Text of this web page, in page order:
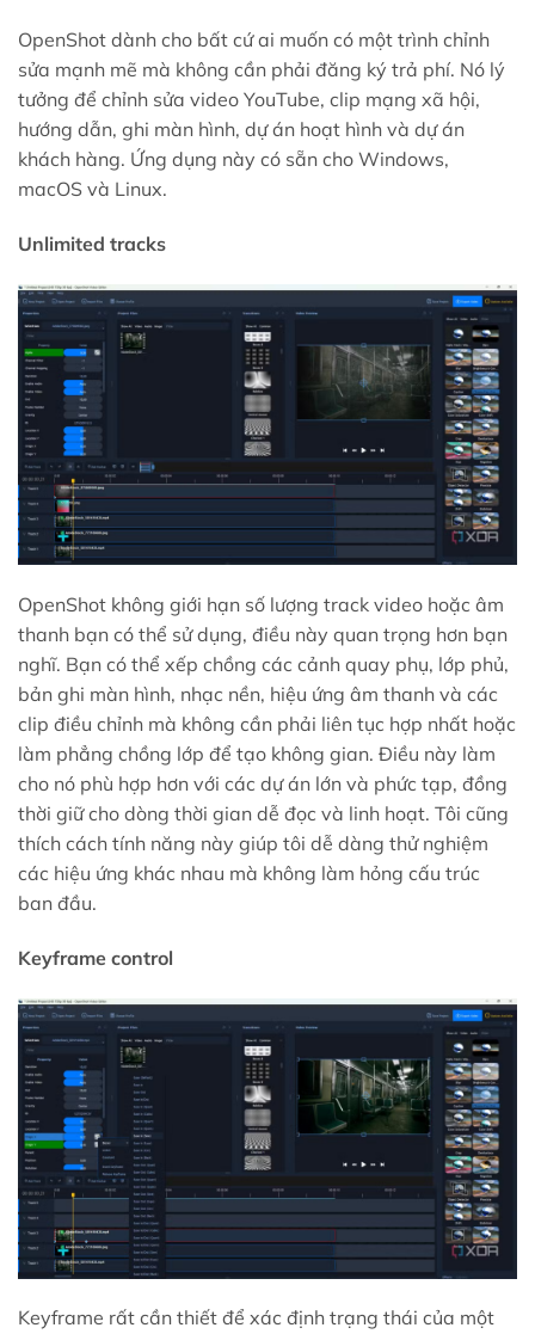
OpenShot dành cho bất cứ ai muốn có một trình chỉnh
sửa mạnh mẽ mà không cần phải đăng ký trả phí. Nó lý
tưởng để chỉnh sửa video YouTube, clip mạng xã hội,
hướng dẫn, ghi màn hình, dự án hoạt hình và dự án
khách hàng. Ứng dụng này có sẵn cho Windows,
macOS và Linux.
Unlimited tracks
OpenShot không giới hạn số lượng track video hoặc âm
thanh bạn có thể sử dụng, điều này quan trọng hơn bạn
nghĩ. Bạn có thể xếp chồng các cảnh quay phụ, lớp phủ,
bản ghi màn hình, nhạc nền, hiệu ứng âm thanh và các
clip điều chỉnh mà không cần phải liên tục hợp nhất hoặc
làm phẳng chồng lớp để tạo không gian. Điều này làm
cho nó phù hợp hơn với các dự án lớn và phức tạp, đồng
thời giữ cho dòng thời gian dễ đọc và linh hoạt. Tôi cũng
thích cách tính năng này giúp tôi dễ dàng thử nghiệm
các hiệu ứng khác nhau mà không làm hỏng cấu trúc
ban đầu.
Keyframe control
Keyframe rất cần thiết để xác định trạng thái của một